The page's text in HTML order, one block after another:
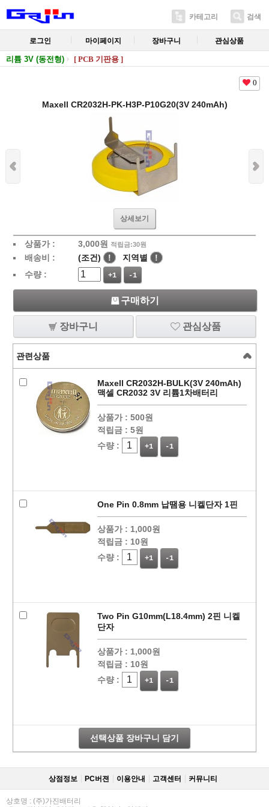
카테고리 검색
로그인 마이페이지 장바구니 관심상품
리튬 3V (동전형) [ PCB 기판용 ]
0
Maxell CR2032H-PK-H3P-P10G20(3V 240mAh)
상세보기
상품가 : 3,000원 적립금:30원
배송비 : (조건) ! 지역별
!
수량 :
+1 -1
구매하기
장바구니 관심상품
관련상품
Maxell CR2032H-BULK(3V 240mAh)
맥셀 CR2032 3V 리튬1차배터리
상품가 : 500원
적립금 : 5원
수량 :
+1 -1
One Pin 0.8mm 납땜용 니켈단자 1핀
상품가 : 1,000원
적립금 : 10원
수량 :
+1 -1
Two Pin G10mm(L18.4mm) 2핀 니켈
단자
상품가 : 1,000원
적립금 : 10원
수량 :
+1 -1
선택상품 장바구니 담기
상점정보 PC버젼 이용안내 고객센터 커뮤니티
상호명 : (주)가진배터리